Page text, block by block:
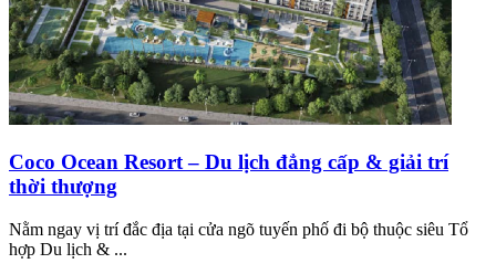
Coco Ocean Resort – Du lịch đẳng cấp & giải trí
thời thượng
Nằm ngay vị trí đắc địa tại cửa ngõ tuyến phố đi bộ thuộc siêu Tổ
hợp Du lịch & ...